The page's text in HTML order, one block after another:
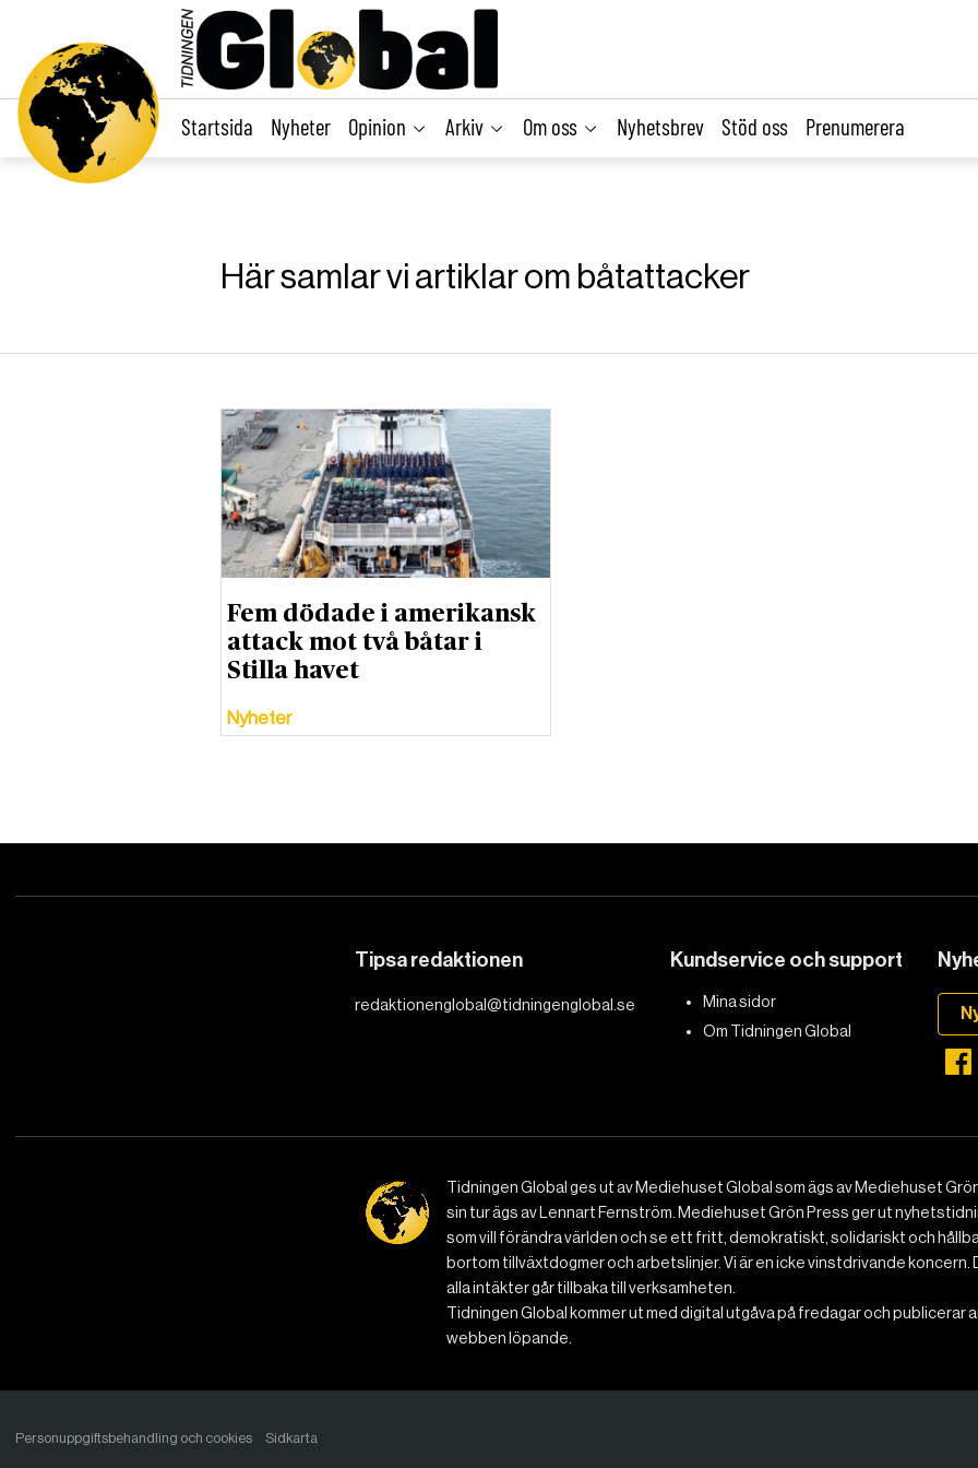
Startsida Nyheter Opinion Arkiv Om oss Nyhetsbrev Stöd oss Prenumerera
Här samlar vi artiklar om båtattacker
Fem dödade i amerikansk
attack mot två båtar i
Stilla havet
Nyheter
Tipsa redaktionen
redaktionenglobal@tidningenglobal.se
Kundservice och support
Mina sidor
Om Tidningen Global
Tidningen Global ges ut av Mediehuset Global som ägs av Mediehuset
sin tur ägs av Lennart Fernström. Mediehuset Grön Press ger ut
som vill förändra världen och se ett fritt, demokratiskt, solidariskt och
bortom tillväxtdogmer och arbetslinjer. Vi är en icke vinstdrivande koncern.
alla intäkter går tillbaka till verksamheten.
Tidningen Global kommer ut med digital utgåva på fredagar och publicerar
webben löpande.
Personuppgiftsbehandling och cookies Sidkarta